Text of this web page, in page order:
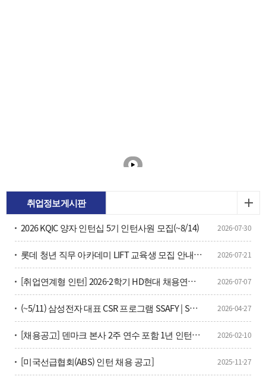
취업정보게시판
2026 KQIC 양자 인턴십 5기 인턴사원 모집(~8/14)
2026-07-30
롯데 청년 직무 아카데미 LIFT 교육생 모집 안내(~7/26) 2026-07-21
[취업연계형 인턴] 2026-2학기 HD현대 채용연계형 현장실습학기제 모집 2026-07-07
(~5/11) 삼성전자 대표 CSR 프로그램 SSAFY | SW·AI 인재 양성을 위한 16기 교육생 모집 안내？ 2026-04-27
[채용공고] 덴마크 본사 2주 연수 포함 1년 인턴과정 수료 후 즉시 채용 예정 2026-02-10
[미국선급협회(ABS) 인턴 채용 공고] 2025-11-27